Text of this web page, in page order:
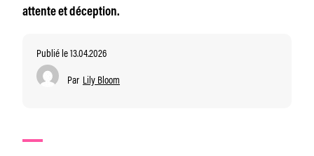
attente et déception.
Publié le 13.04.2026
Par Lily Bloom